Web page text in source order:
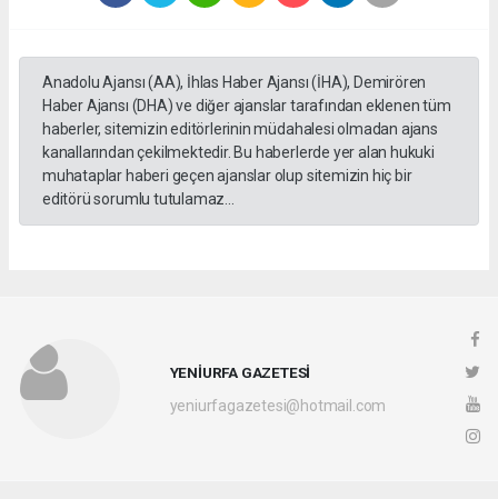
Anadolu Ajansı (AA), İhlas Haber Ajansı (İHA), Demirören
Haber Ajansı (DHA) ve diğer ajanslar tarafından eklenen tüm
haberler, sitemizin editörlerinin müdahalesi olmadan ajans
kanallarından çekilmektedir. Bu haberlerde yer alan hukuki
muhataplar haberi geçen ajanslar olup sitemizin hiç bir
editörü sorumlu tutulamaz...
YENİURFA GAZETESİ
yeniurfagazetesi@hotmail.com